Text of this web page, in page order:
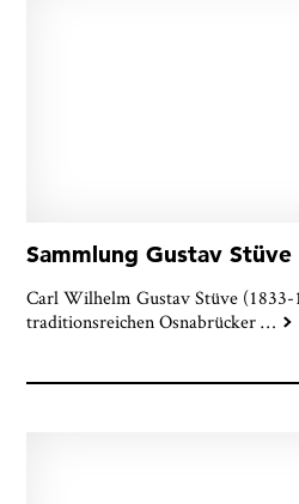
Sammlung Gustav Stüve
Carl Wilhelm Gustav Stüve
traditionsreichen Osnabrücker…